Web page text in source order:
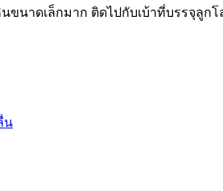
นาดเล็กมาก ติดไปกับเบ้าที่บรรจุลู
น